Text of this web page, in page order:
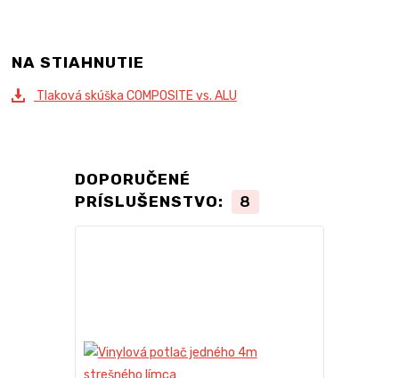
NA STIAHNUTIE
Tlaková skúška COMPOSITE vs. ALU
DOPORUČENÉ
PRÍSLUŠENSTVO:
8